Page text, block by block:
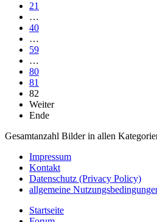
21
…
40
…
59
…
80
81
82
Weiter
Ende
Gesamtanzahl Bilder in allen
Impressum
Kontakt
Datenschutz (Privacy Policy)
allgemeine
Startseite